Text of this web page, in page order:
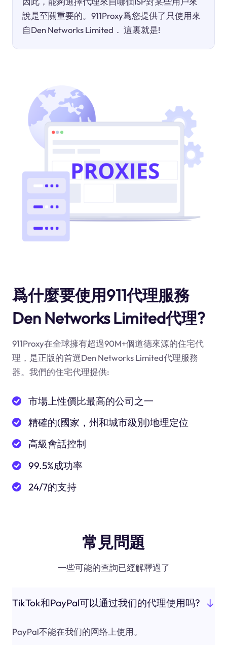
說是至關重要的。911Proxy爲您提供了只使用來
自Den Networks Limited． 這裏就是!
爲什麼要使用911代理服務
Den Networks Limited代理?
911Proxy在全球擁有超過90M+個道德來源的住宅代
理，是正版的首選Den Networks Limited代理服務
器。我們的住宅代理提供:
市場上性價比最高的公司之一
精確的(國家，州和城市級別)地理定位
高級會話控制
99.5%成功率
24/7的支持
常見問題
一些可能的查詢已經解釋過了
TikTok和PayPal可以通过我们的代理使用吗?
PayPal不能在我们的网络上使用。